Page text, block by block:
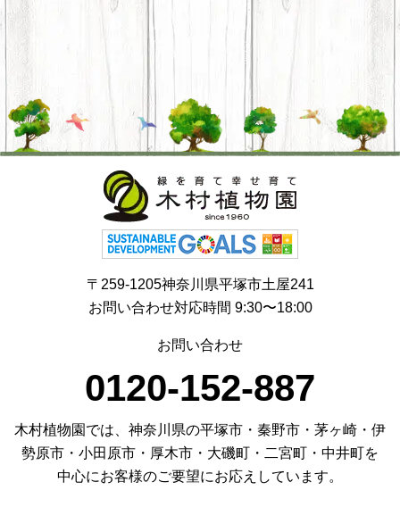
〒259-1205神奈川県平塚市土屋241
お問い合わせ対応時間 9:30〜18:00
お問い合わせ
0120-152-887
木村植物園では、神奈川県の平塚市・秦野市・茅ヶ崎・伊
勢原市・小田原市・厚木市・大磯町・二宮町・中井町を
中心にお客様のご要望にお応えしています。